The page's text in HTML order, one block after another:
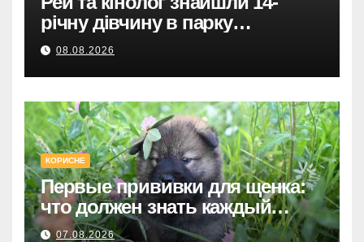
річну дівчину в парку
Святошинського району.
08.08.2026
КОРИСНЕ
Первые прививки для щенка:
что должен знать каждый
хозяин
07.08.2026